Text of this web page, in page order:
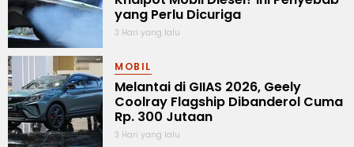
yang Perlu Dicuriga
3 Hari yang lalu
MOBIL
Melantai di GIIAS 2026, Geely
Coolray Flagship Dibanderol Cuma
Rp. 300 Jutaan
3 Hari yang lalu